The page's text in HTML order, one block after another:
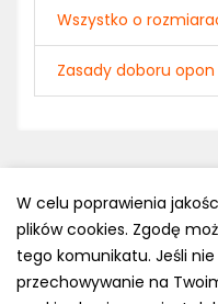
Wszystko o
Zasady doboru
Polityka prywatności
e-mail:
W celu poprawienia
plików cookies. Zgodę
tego komunikatu. Jeśli
przechowywanie na